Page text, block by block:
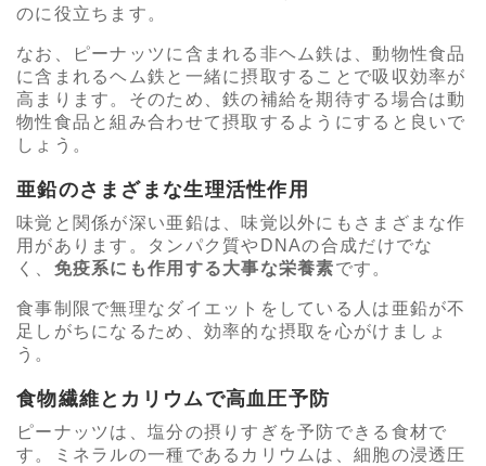
のに役立ちます。
なお、ピーナッツに含まれる非ヘム鉄は、動物性食品
に含まれるヘム鉄と一緒に摂取することで吸収効率が
高まります。そのため、鉄の補給を期待する場合は動
物性食品と組み合わせて摂取するようにすると良いで
しょう。
亜鉛のさまざまな生理活性作用
味覚と関係が深い亜鉛は、味覚以外にもさまざまな作
用があります。タンパク質やDNAの合成だけでな
く、 免疫系にも作用する大事な栄養素です。
食事制限で無理なダイエットをしている人は亜鉛が不
足しがちになるため、効率的な摂取を心がけましょ
う。
食物繊維とカリウムで高血圧予防
ピーナッツは、塩分の摂りすぎを予防できる食材で
す。ミネラルの一種であるカリウムは、細胞の浸透圧